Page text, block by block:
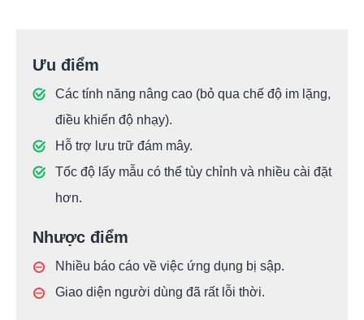
Ưu điểm
Các tính năng nâng cao (bỏ qua chế độ im lặng,
điều khiển độ nhạy).
Hỗ trợ lưu trữ đám mây.
Tốc độ lấy mẫu có thể tùy chỉnh và nhiều cài đặt
hơn.
Nhược điểm
Nhiều báo cáo về việc ứng dụng bị sập.
Giao diện người dùng đã rất lỗi thời.